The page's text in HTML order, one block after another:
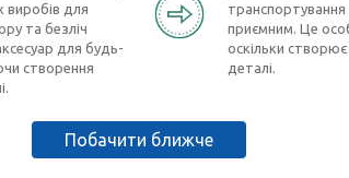
виробів для
та безліч
для будь-
створення
приємним. Це
оскільки
деталі.
Побачити ближче